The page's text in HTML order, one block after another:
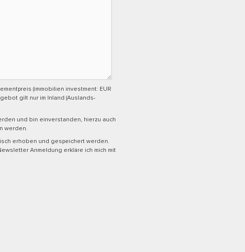
(immobilien investment: EUR
gilt nur im Inland (Auslands-
und bin einverstanden, hierzu auch
werden.
erhoben und gespeichert werden.
Anmeldung erkläre ich mich mit